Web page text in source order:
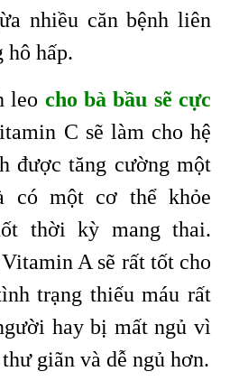
nhiều căn bệnh liên
hô hấp.
leo cho bà bầu sẽ cực
C sẽ làm cho hệ
được tăng cường một
có một cơ thể khỏe
thời kỳ mang thai.
A sẽ rất tốt cho
trạng thiếu máu rất
hay bị mất ngủ vì
giãn và dễ ngủ hơn.